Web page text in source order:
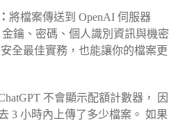
將檔案傳送到 OpenAI 伺服器
鑰、密碼、個人識別資訊與機密
全最佳實務，也能讓你的檔案更
不會顯示配額計數器， 因
3 小時內上傳了多少檔案。 如果